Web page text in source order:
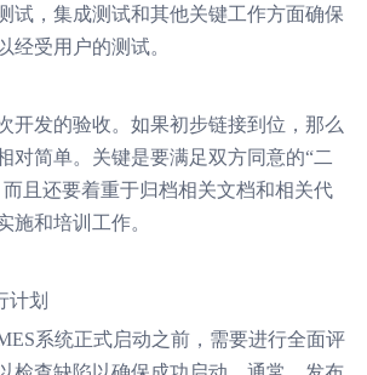
试，集成测试和其他关键工作方面确保
经受用户的测试。
发的验收。如果初步链接到位，那么
对简单。关键是要满足双方同意的“二
且还要着重于归档相关文档和相关代
施和培训工作。
划
系统正式启动之前，需要进行全面评